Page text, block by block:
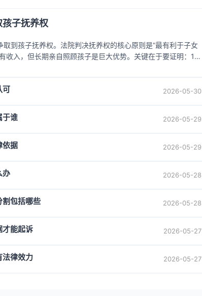
子抚养权
到孩子抚养权。法院判决抚养权的核心原则是“最有利于子女
收入，但长期亲自照顾孩子是巨大优势。关键在于要证明：1.
可 2026-05-30
于谁 2026-05-29
依据 2026-05-29
办 2026-05-28
割包括哪些 2026-05-28
才能起诉 2026-05-27
法律效力 2026-05-27